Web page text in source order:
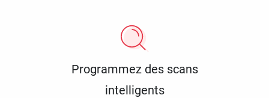
Programmez des scans
intelligents